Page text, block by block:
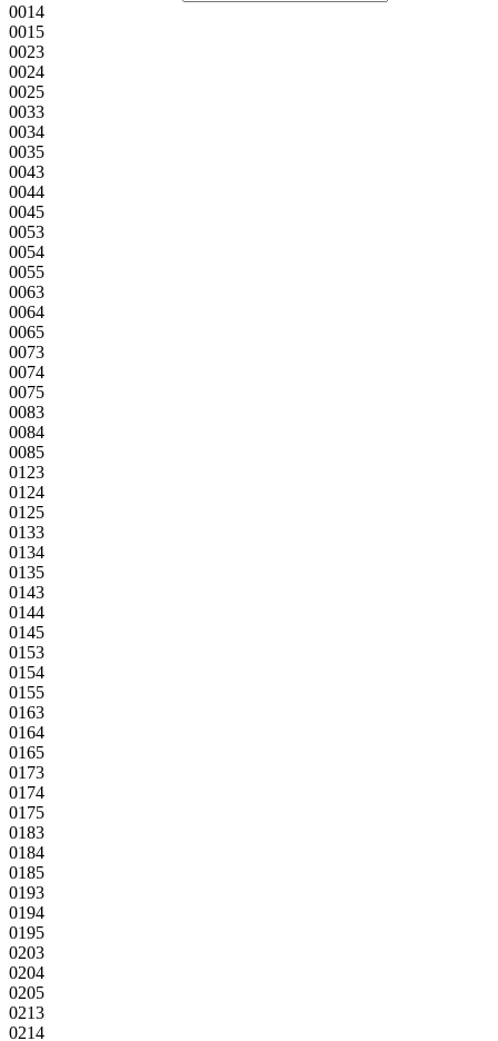
0014
0015
0023
0024
0025
0033
0034
0035
0043
0044
0045
0053
0054
0055
0063
0064
0065
0073
0074
0075
0083
0084
0085
0123
0124
0125
0133
0134
0135
0143
0144
0145
0153
0154
0155
0163
0164
0165
0173
0174
0175
0183
0184
0185
0193
0194
0195
0203
0204
0205
0213
0214